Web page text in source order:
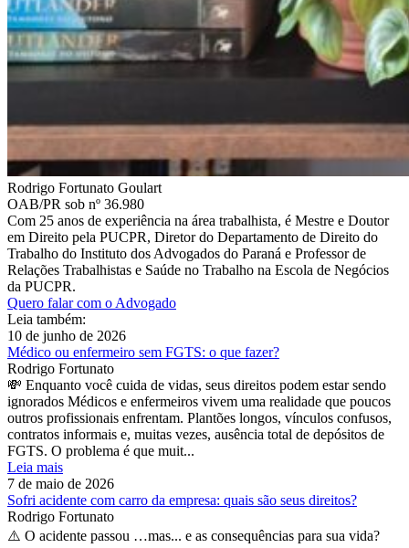
Rodrigo Fortunato Goulart
OAB/PR sob nº 36.980
Com 25 anos de experiência na área trabalhista, é Mestre e Doutor
em Direito pela PUCPR, Diretor do Departamento de Direito do
Trabalho do Instituto dos Advogados do Paraná e Professor de
Relações Trabalhistas e Saúde no Trabalho na Escola de Negócios
da PUCPR.
Quero falar com o Advogado
Leia também:
10 de junho de 2026
Médico ou enfermeiro sem FGTS: o que fazer?
Rodrigo Fortunato
💸 Enquanto você cuida de vidas, seus direitos podem estar sendo
ignorados Médicos e enfermeiros vivem uma realidade que poucos
outros profissionais enfrentam. Plantões longos, vínculos confusos,
contratos informais e, muitas vezes, ausência total de depósitos de
FGTS. O problema é que muit...
Leia mais
7 de maio de 2026
Sofri acidente com carro da empresa: quais são seus direitos?
Rodrigo Fortunato
⚠️ O acidente passou …mas... e as consequências para sua vida?